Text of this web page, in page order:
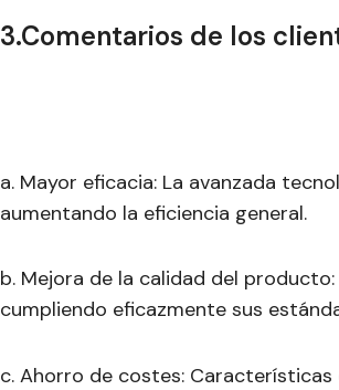
3.Comentarios de los
a. Mayor eficacia: La avanzada
aumentando la eficiencia general.
b. Mejora de la calidad del
cumpliendo eficazmente sus
c. Ahorro de costes: